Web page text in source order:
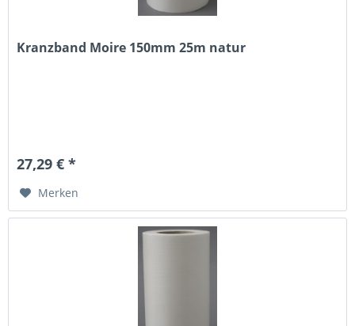
Kranzband Moire 150mm 25m natur
27,29 € *
Merken